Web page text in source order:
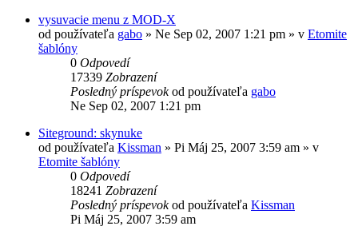
vysuvacie menu z MOD-X
od používateľa gabo » Ne Sep 02, 2007 1:21 pm » v Etomite
šablóny
0 Odpovedí
17339 Zobrazení
Posledný príspevokod používateľa gabo
Ne Sep 02, 2007 1:21 pm
Siteground: skynuke
od používateľa Kissman » Pi Máj 25, 2007 3:59 am » v
Etomite šablóny
0 Odpovedí
18241 Zobrazení
Posledný príspevokod používateľa Kissman
Pi Máj 25, 2007 3:59 am